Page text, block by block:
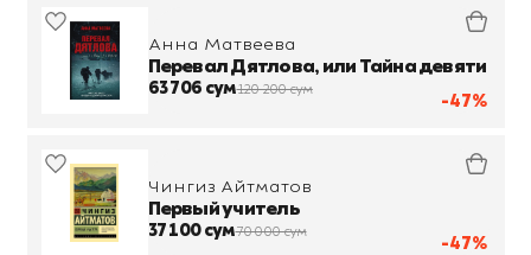
-47%
Анна Матвеева
Перевал Дятлова, или Тайна девяти
63 706 сум120 200 сум
-47%
Чингиз Айтматов
Первый учитель
37 100 сум70 000 сум